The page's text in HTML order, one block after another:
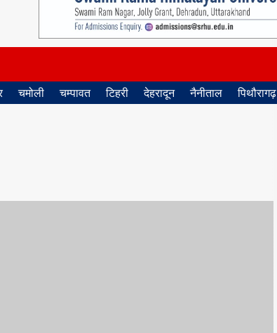
चमोली चम्पावत टिहरी देहरादून नैनीताल पिथौरागढ़